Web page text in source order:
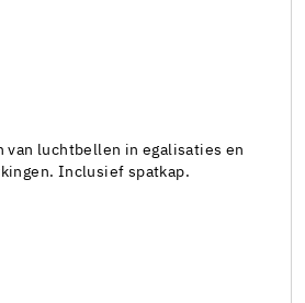
van luchtbellen in egalisaties en
Inclusief spatkap.